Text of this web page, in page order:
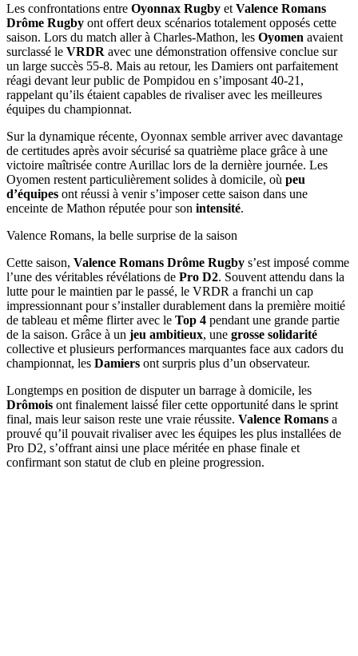
Les confrontations entre Oyonnax Rugby et Valence Romans
Drôme Rugby ont offert deux scénarios totalement opposés cette
saison. Lors du match aller à Charles-Mathon, les Oyomen avaient
surclassé le VRDR avec une démonstration offensive conclue sur
un large succès 55-8. Mais au retour, les Damiers ont parfaitement
réagi devant leur public de Pompidou en s’imposant 40-21,
rappelant qu’ils étaient capables de rivaliser avec les meilleures
équipes du championnat.
Sur la dynamique récente, Oyonnax semble arriver avec davantage
de certitudes après avoir sécurisé sa quatrième place grâce à une
victoire maîtrisée contre Aurillac lors de la dernière journée. Les
Oyomen restent particulièrement solides à domicile, où peu
d’équipes ont réussi à venir s’imposer cette saison dans une
enceinte de Mathon réputée pour son intensité.
Valence Romans, la belle surprise de la saison
Cette saison, Valence Romans Drôme Rugby s’est imposé comme
l’une des véritables révélations de Pro D2. Souvent attendu dans la
lutte pour le maintien par le passé, le VRDR a franchi un cap
impressionnant pour s’installer durablement dans la première moitié
de tableau et même flirter avec le Top 4 pendant une grande partie
de la saison. Grâce à un jeu ambitieux, une grosse solidarité
collective et plusieurs performances marquantes face aux cadors du
championnat, les Damiers ont surpris plus d’un observateur.
Longtemps en position de disputer un barrage à domicile, les
Drômois ont finalement laissé filer cette opportunité dans le sprint
final, mais leur saison reste une vraie réussite. Valence Romans a
prouvé qu’il pouvait rivaliser avec les équipes les plus installées de
Pro D2, s’offrant ainsi une place méritée en phase finale et
confirmant son statut de club en pleine progression.